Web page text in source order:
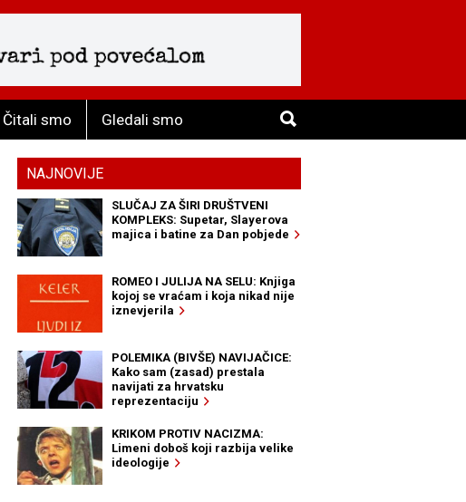
Čitali smo Gledali smo
NAJNOVIJE
SLUČAJ ZA ŠIRI DRUŠTVENI
KOMPLEKS: Supetar, Slayerova
majica i batine za Dan pobjede
ROMEO I JULIJA NA SELU: Knjiga
kojoj se vraćam i koja nikad nije
iznevjerila
POLEMIKA (BIVŠE) NAVIJAČICE:
Kako sam (zasad) prestala
navijati za hrvatsku
reprezentaciju
KRIKOM PROTIV NACIZMA:
Limeni doboš koji razbija velike
ideologije